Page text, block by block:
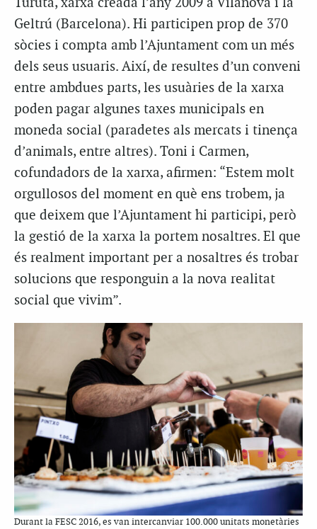
Turuta, xarxa creada l’any 2009 a Vilanova i la
Geltrú (Barcelona). Hi participen prop de 370
sòcies i compta amb l’Ajuntament com un més
dels seus usuaris. Així, de resultes d’un conveni
entre ambdues parts, les usuàries de la xarxa
poden pagar algunes taxes municipals en
moneda social (paradetes als mercats i tinença
d’animals, entre altres). Toni i Carmen,
cofundadors de la xarxa, afirmen: “Estem molt
orgullosos del moment en què ens trobem, ja
que deixem que l’Ajuntament hi participi, però
la gestió de la xarxa la portem nosaltres. El que
és realment important per a nosaltres és trobar
solucions que responguin a la nova realitat
social que vivim”.
Durant la FESC 2016, es van intercanviar 100.000 unitats monetàries